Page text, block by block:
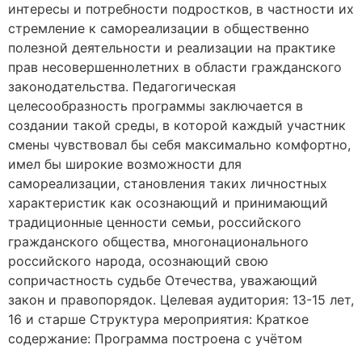
интересы и потребности подростков, в частности их
стремление к самореализации в общественно
полезной деятельности и реализации на практике
прав несовершеннолетних в области гражданского
законодательства. Педагогическая
целесообразность программы заключается в
создании такой среды, в которой каждый участник
смены чувствовал бы себя максимально комфортно,
имел бы широкие возможности для
самореализации, становления таких личностных
характеристик как осознающий и принимающий
традиционные ценности семьи, российского
гражданского общества, многонационального
российского народа, осознающий свою
сопричастность судьбе Отечества, уважающий
закон и правопорядок. Целевая аудитория: 13-15 лет,
16 и старше Структура мероприятия: Краткое
содержание: Программа построена с учётом